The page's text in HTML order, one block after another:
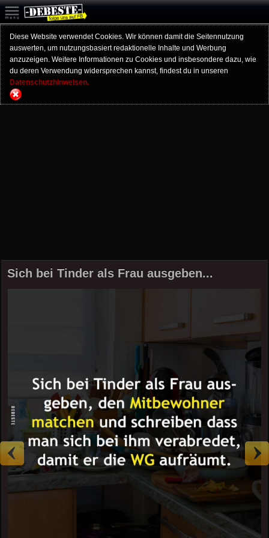
Diese Website verwendet Cookies. Wir können damit die Seitennutzung
auswerten, um nutzungsbasiert redaktionelle Inhalte und Werbung
anzuzeigen. Weitere Informationen zu Cookies und insbesondere dazu, wie
du deren Verwendung widersprechen kannst, findest du in unseren
Datenschutzhinweisen.
Sich bei Tinder als Frau ausgeben...